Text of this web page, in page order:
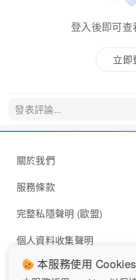
登入後即可
立即
發表評論...
關於我們
服務條款
完整私隱聲明 (歐盟)
個人資料收集聲明
本服務使用 Cookies